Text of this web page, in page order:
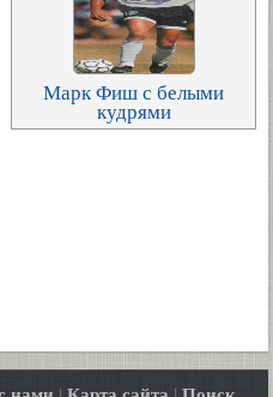
Марк Фиш с белыми
кудрями